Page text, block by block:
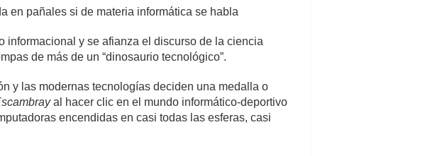
en pañales si de materia informática se habla
informacional y se afianza el discurso de la ciencia
de más de un “dinosaurio tecnológico”.
y las modernas tecnologías deciden una medalla o
al hacer clic en el mundo informático-deportivo
encendidas en casi todas las esferas, casi